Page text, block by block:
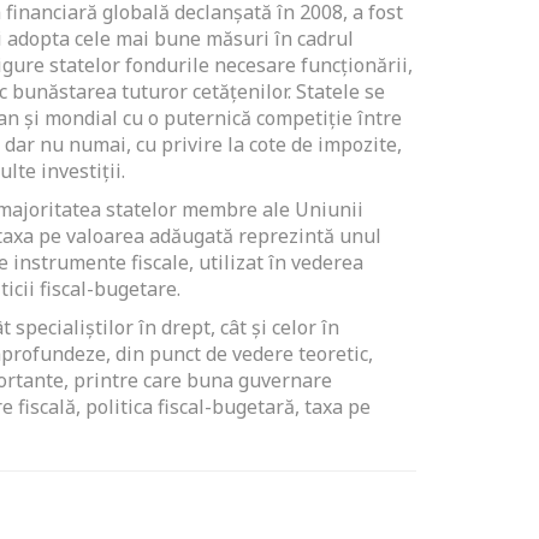
globală declanșată în 2008, a fost
cele mai bune măsuri în cadrul
statelor fondurile necesare funcționării,
bunăstarea tuturor cetățenilor. Statele se
şi mondial cu o puternică competiţie între
nu numai, cu privire la cote de impozite,
investiții.
statelor membre ale Uniunii
pe valoarea adăugată reprezintă unul
instrumente fiscale, utilizat în vederea
fiscal-bugetare.
specialiștilor în drept, cât și celor în
din punct de vedere teoretic,
printre care buna guvernare
fiscală, politica fiscal-bugetară, taxa pe